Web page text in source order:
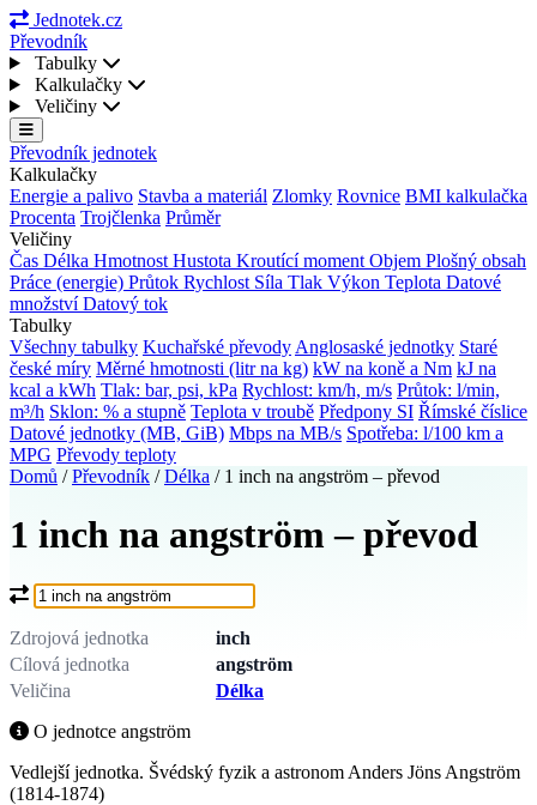
Jednotek.cz
Převodník
Tabulky
Kalkulačky
Veličiny
Převodník jednotek
Kalkulačky
Energie a palivo Stavba a materiál Zlomky Rovnice BMI kalkulačka
Procenta Trojčlenka Průměr
Veličiny
Čas Délka Hmotnost Hustota Kroutící moment Objem Plošný obsah
Práce (energie) Průtok Rychlost Síla Tlak Výkon Teplota Datové
množstvíDatový tok
Tabulky
Všechny tabulky Kuchařské převody Anglosaské jednotky Staré
české míry Měrné hmotnosti (litr na kg) kW na koně a Nm kJ na
kcal a kWh Tlak: bar, psi, kPa Rychlost: km/h, m/s Průtok: l/min,
m³/h Sklon: % a stupně Teplota v troubě Předpony SI Římské číslice
Datové jednotky (MB, GiB) Mbps na MB/s Spotřeba: l/100 km a
MPG Převody teploty
Domů / Převodník / Délka / 1 inch na angström – převod
1 inch na angström – převod
Co chcete převést?
Zdrojová jednotka
inch
Cílová jednotka
angström
Veličina
Délka
O jednotce angström
Vedlejší jednotka. Švédský fyzik a astronom Anders Jöns Angström
(1814-1874)